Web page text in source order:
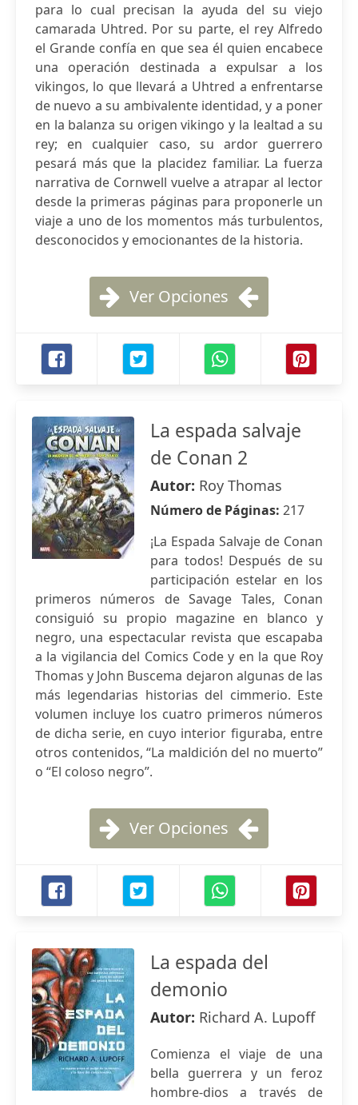
para lo cual precisan la ayuda del su viejo
camarada Uhtred. Por su parte, el rey Alfredo
el Grande confía en que sea él quien encabece
una operación destinada a expulsar a los
vikingos, lo que llevará a Uhtred a enfrentarse
de nuevo a su ambivalente identidad, y a poner
en la balanza su origen vikingo y la lealtad a su
rey; en cualquier caso, su ardor guerrero
pesará más que la placidez familiar. La fuerza
narrativa de Cornwell vuelve a atrapar al lector
desde la primeras páginas para proponerle un
viaje a uno de los momentos más turbulentos,
desconocidos y emocionantes de la historia.
Ver Opciones
La espada salvaje
de Conan 2
Autor: Roy Thomas
Número de Páginas: 217
¡La Espada Salvaje de Conan
para todos! Después de su
participación estelar en los
primeros números de Savage Tales, Conan
consiguió su propio magazine en blanco y
negro, una espectacular revista que escapaba
a la vigilancia del Comics Code y en la que Roy
Thomas y John Buscema dejaron algunas de las
más legendarias historias del cimmerio. Este
volumen incluye los cuatro primeros números
de dicha serie, en cuyo interior figuraba, entre
otros contenidos, “La maldición del no muerto”
o “El coloso negro”.
Ver Opciones
La espada del
demonio
Autor: Richard A. Lupoff
Comienza el viaje de una
bella guerrera y un feroz
hombre-dios a través de